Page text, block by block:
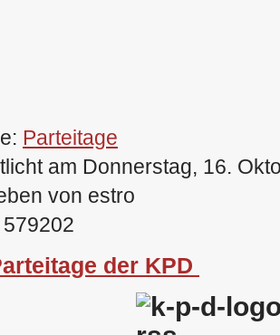
Parteitage
am Donnerstag, 16.
von estro
der KPD